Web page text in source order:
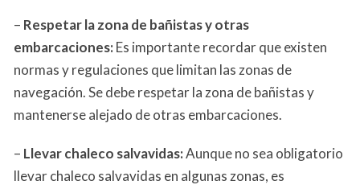
– Respetar la zona de bañistas y otras
embarcaciones:Es importante recordar que existen
normas y regulaciones que limitan las zonas de
navegación. Se debe respetar la zona de bañistas y
mantenerse alejado de otras embarcaciones.
– Llevar chaleco salvavidas:Aunque no sea obligatorio
llevar chaleco salvavidas en algunas zonas, es